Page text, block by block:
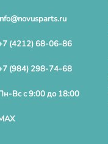
(4212) 68-06-86
(984) 298-74-68
Вс с 9:00 до 18:00